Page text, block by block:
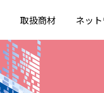
取扱商材 ネッ